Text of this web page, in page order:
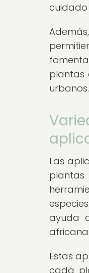
cuidado
plantas
urbanos.
Las
ayuda
africana
Estas
cada